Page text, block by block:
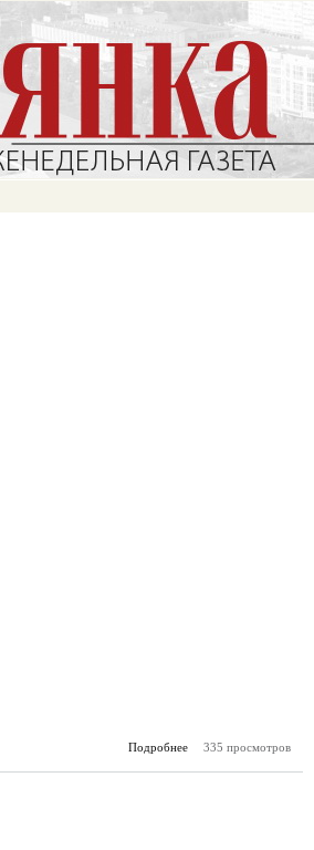
Подробнее
о Горянка №9
335 просмотров